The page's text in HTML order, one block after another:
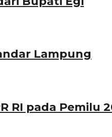
Lampung
RI pada Pemilu